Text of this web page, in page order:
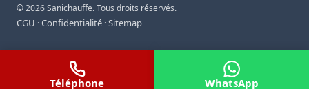
©2026Sanichauffe. Tous droits réservés.
CGU ·Confidentialité ·Sitemap